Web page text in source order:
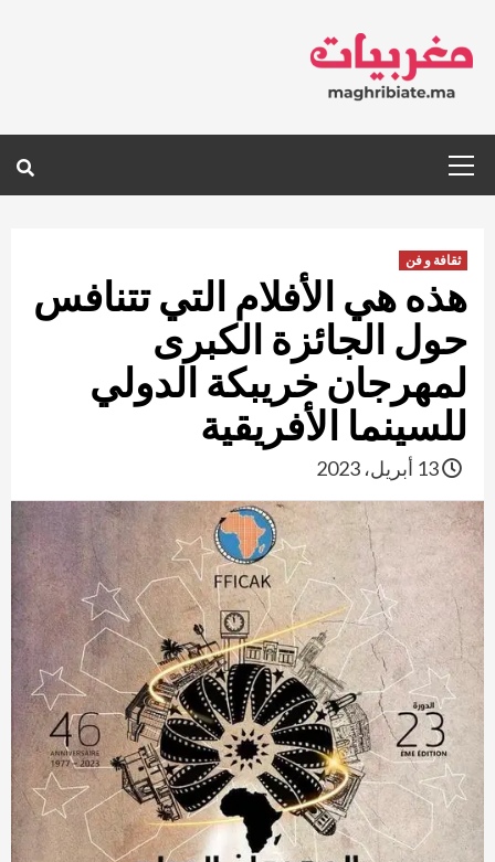
content
Menu
ثقافة و فن
هذه هي الأفلام التي تتنافس
حول الجائزة الكبرى
لمهرجان خريبكة الدولي
للسينما الأفريقية